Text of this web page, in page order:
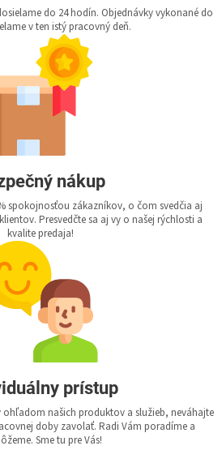
do 24 hodín. Objednávky vykonané do
v ten istý pracovný deň.
nákup
spokojnosťou zákazníkov, o čom svedčia aj
Presvedčte sa aj vy o našej rýchlosti a
kvalite predaja!
prístup
našich produktov a služieb, neváhajte
doby zavolať. Radi Vám poradíme a
Sme tu pre Vás!